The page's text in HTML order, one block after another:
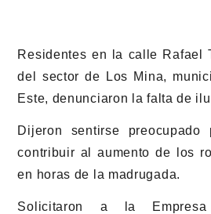
Residentes en la calle Rafael
del sector de Los Mina,
Este, denunciaron la falta de
Dijeron sentirse preocupado
contribuir al aumento de los
en horas de la madrugada.
Solicitaron a la